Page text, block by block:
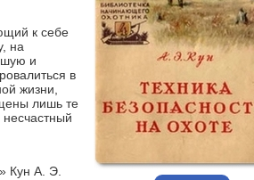
к себе
на
и
в
жизни,
лишь те
Кун А. Э.